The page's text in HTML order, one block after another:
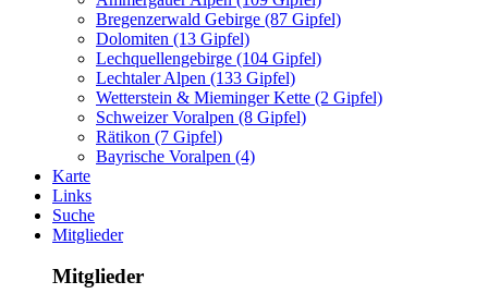
Bregenzerwald Gebirge (87 Gipfel)
Dolomiten (13 Gipfel)
Lechquellengebirge (104 Gipfel)
Lechtaler Alpen (133 Gipfel)
Wetterstein & Mieminger Kette (2 Gipfel)
Schweizer Voralpen (8 Gipfel)
Rätikon (7 Gipfel)
Bayrische Voralpen (4)
Karte
Links
Suche
Mitglieder
Mitglieder